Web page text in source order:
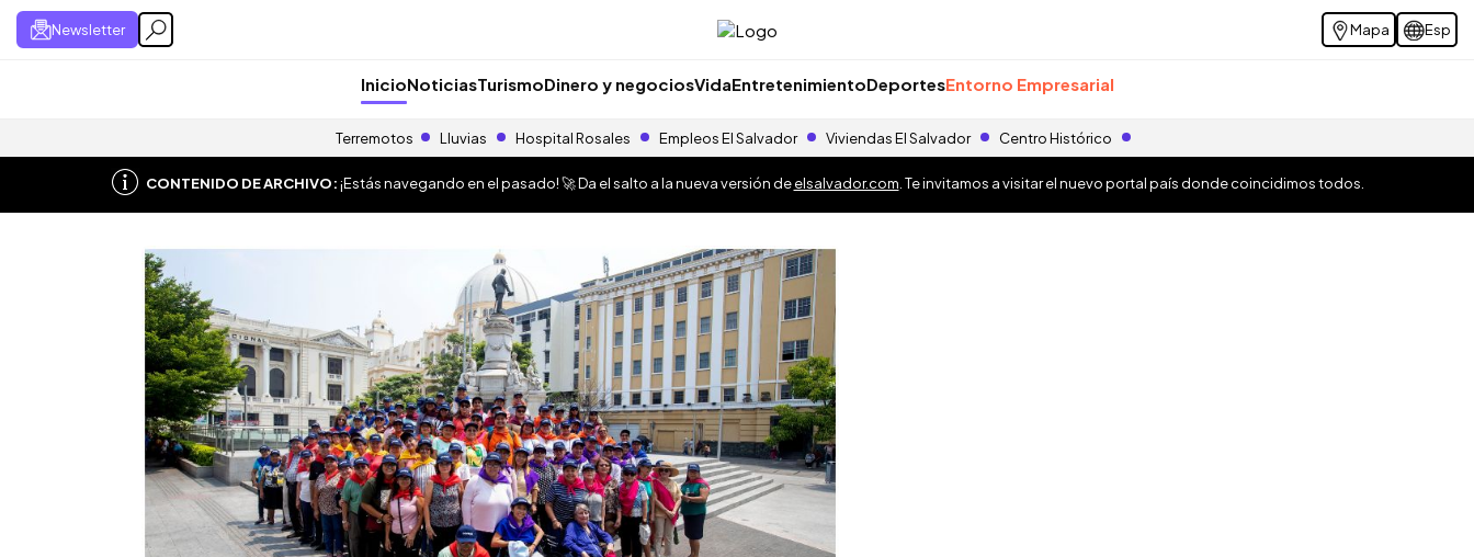
Newsletter Mapa Esp
InicioNoticiasTurismoDinero y negociosVidaEntretenimientoDeportesEntorno Empresarial
Terremotos Lluvias Hospital Rosales Empleos El Salvador Viviendas El Salvador Centro Histórico
CONTENIDO DE ARCHIVO:¡Estás navegando en el pasado! 🚀 Da el salto a la nueva versión deelsalvador.com . Te invitamos a visitar el nuevo portal país donde coincidimos todos.